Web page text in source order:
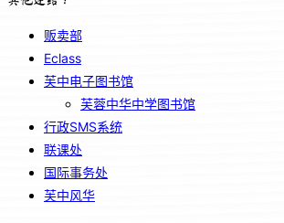
贩卖部
Eclass
芙中电子图书馆
芙蓉中华中学图书馆
行政SMS系统
联课处
国际事务处
芙中风华